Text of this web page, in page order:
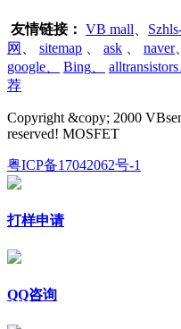
友情链接： VB mall
网
sitemap ask naver
google
Bing alltransistors
荐
Copyright &copy; 2000
reserved! MOSFET
粤ICP备17042062号-1
打样申请
QQ咨询